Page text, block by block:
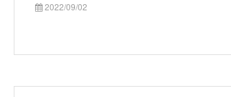
2022/09/02